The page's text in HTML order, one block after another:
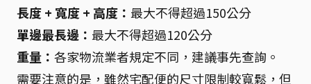
長度 + 寬度 + 高度： 最大不得超過150公分
單邊最長邊： 最大不得超過120公分
重量： 各家物流業者規定不同，建議事先查詢。
需要注意的是，雖然宅配便的尺寸限制較寬鬆，但